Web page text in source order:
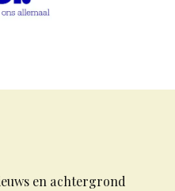
en achtergrond